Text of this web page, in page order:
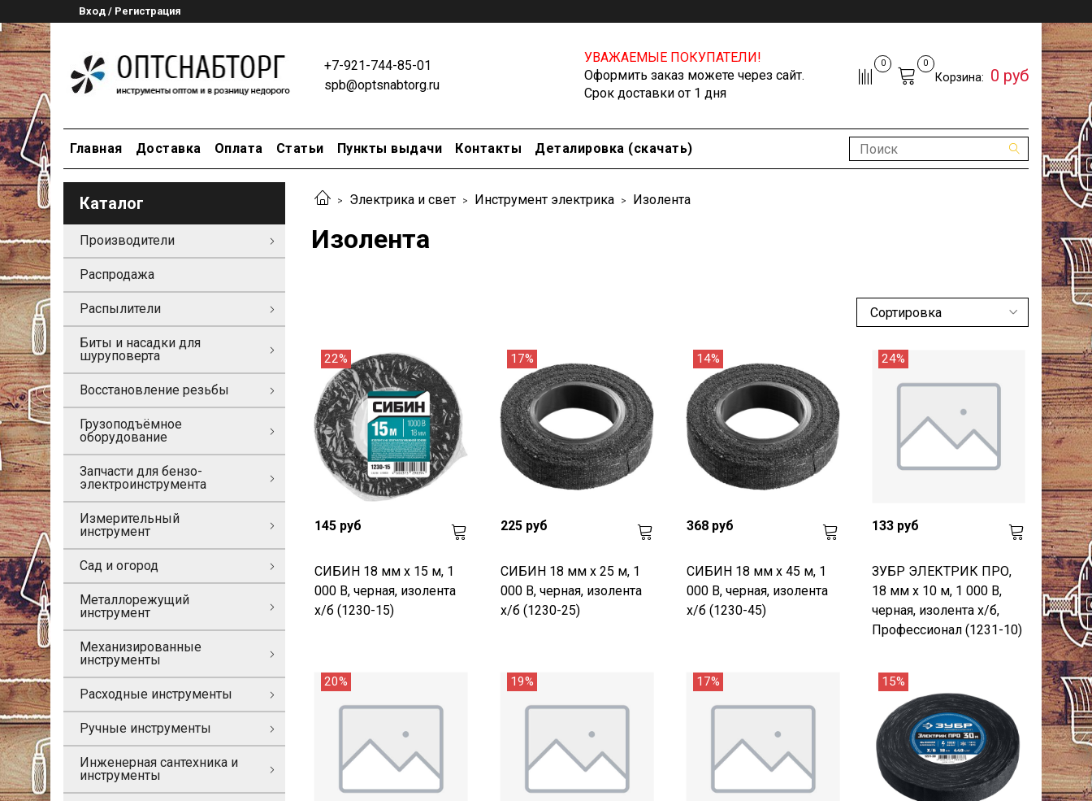
Вход / Регистрация
+7-921-744-85-01
spb@optsnabtorg.ru
УВАЖАЕМЫЕ ПОКУПАТЕЛИ!
Оформить заказ можете через сайт.
Срок доставки от 1 дня
0 0
Корзина: 0 руб
Главная Доставка Оплата Статьи Пункты выдачи Контакты Деталировка (скачать)
Электрика и свет Инструмент электрика Изолента
Изолента
22%
145 руб
СИБИН 18 мм х 15 м, 1
000 В, черная, изолента
х/б (1230-15)
17%
225 руб
СИБИН 18 мм х 25 м, 1
000 В, черная, изолента
х/б (1230-25)
14%
368 руб
СИБИН 18 мм х 45 м, 1
000 В, черная, изолента
х/б (1230-45)
24%
133 руб
ЗУБР ЭЛЕКТРИК ПРО,
18 мм х 10 м, 1 000 В,
черная, изолента х/б,
Профессионал (1231-10)
20% 19% 17% 15%
Каталог
Производители
Распродажа
Распылители
Биты и насадки для
шуруповерта
Восстановление резьбы
Грузоподъёмное
оборудование
Запчасти для бензо-
электроинструмента
Измерительный
инструмент
Сад и огород
Металлорежущий
инструмент
Механизированные
инструменты
Расходные инструменты
Ручные инструменты
Инженерная сантехника и
инструменты